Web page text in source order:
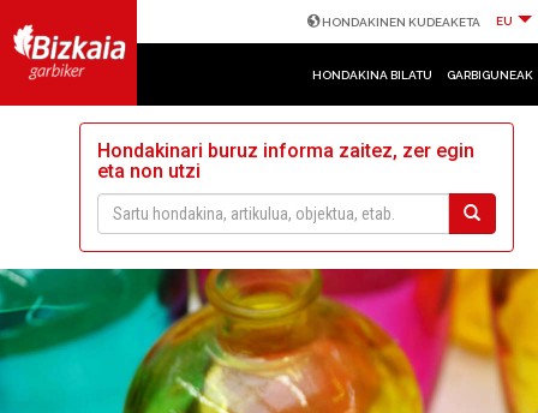
HONDAKINEN KUDEAKETA EU
HONDAKINA BILATU GARBIGUNEAK
Hondakinari buruz informa zaitez, zer egin
eta non utzi